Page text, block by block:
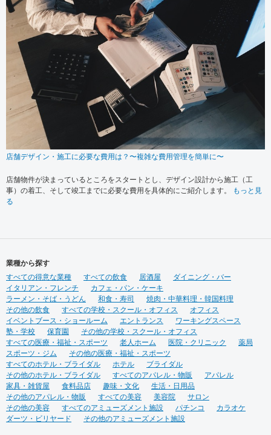
店舗デザイン・施工に必要な費用は？〜複雑な費用管理を簡単に〜
店舗物件が決まっているところをスタートとし、デザイン設計から施工（工
事）の着工、そして竣工までに必要な費用を具体的にご紹介します。
もっと見
る
業種から探す
すべての得意な業種
すべての飲食 居酒屋
ダイニング・バー
イタリアン・フレンチ
カフェ・パン・ケーキ
ラーメン・そば・うどん
和食・寿司
焼肉・中華料理・韓国料理
その他の飲食
すべての学校・スクール・オフィス
オフィス
イベントブース・ショールーム
エントランス
ワーキングスペース
塾・学校
保育園
その他の学校・スクール・オフィス
すべての医療・福祉・スポーツ
老人ホーム 医院・クリニック
薬局
スポーツ・ジム
その他の医療・福祉・スポーツ
すべてのホテル・ブライダル
ホテル
ブライダル
その他のホテル・ブライダル
すべてのアパレル・物販
アパレル
家具・雑貨屋
食料品店 趣味・文化
生活・日用品
その他のアパレル・物販
すべての美容 美容院
サロン
その他の美容
すべてのアミューズメント施設 パチンコ
カラオケ
ダーツ・ビリヤード
その他のアミューズメント施設